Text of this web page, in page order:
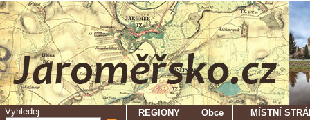
Vyhledej REGIONY Obce MÍSTNÍ